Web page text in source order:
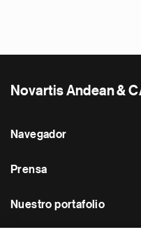
Novartis Andean &
Navegador
Prensa
Nuestro portafolio